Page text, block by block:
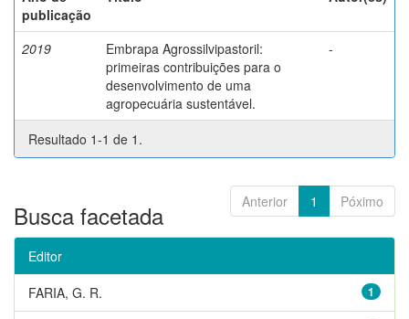
publicação
2019
Embrapa Agrossilvipastoril:
primeiras contribuições para o
desenvolvimento de uma
agropecuária sustentável.
-
Resultado 1-1 de 1.
Anterior 1 Póximo
Busca facetada
Editor
1
FARIA, G. R.